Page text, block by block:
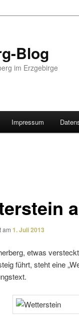
Blog
im Erzgebirge
Impressum
am 1. Juli 2013
etwas
führt, steht eine